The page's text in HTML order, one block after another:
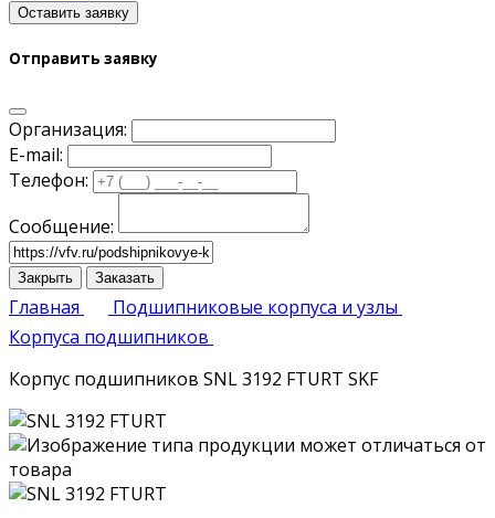
Оставить заявку
Отправить заявку
Организация:
E-mail:
Телефон:
Сообщение:
Закрыть Заказать
Главная
Подшипниковые корпуса и узлы
Корпуса подшипников
Корпус подшипников SNL 3192 FTURT SKF